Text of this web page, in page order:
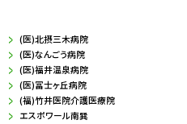
(医)北摂三木病院
(医)なんごう病院
(医)福井温泉病院
(医)冨士ヶ丘病院
(福)竹井医院介護医療院
エスポワール南巽